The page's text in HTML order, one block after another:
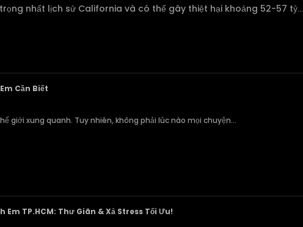
nhất lịch sử California và có thể gây thiệt hại khoảng 52-57 tỷ...
Cần Biết
giới xung quanh. Tuy nhiên, không phải lúc nào mọi chuyện...
TP.HCM: Thư Giãn & Xả Stress Tối Ưu!